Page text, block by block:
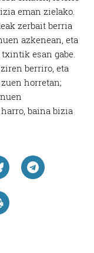
eman zielako.
zerbait berria
azkenean, eta
esan gabe.
berriro, eta
horretan;
baina bizia